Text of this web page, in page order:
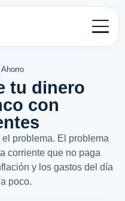
Ahorro
tu dinero
con
problema. El problema
corriente que no paga
y los gastos del día
poco.